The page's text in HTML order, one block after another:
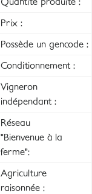
Quantité produite :
Prix :
Possède un gencode :
Conditionnement :
Vigneron
indépendant :
Réseau
"Bienvenue à la
ferme":
Agriculture
raisonnée :